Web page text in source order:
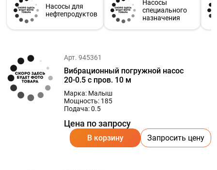
Насосы для
нефтепродуктов
Насосы
специального
назначения
Арт. 945361
Вибрационный погружной насос
20-0.5 с пров. 10 м
Марка: Малыш
Мощность: 185
Подача: 0.5
Цена по запросу
В корзину Запросить цену